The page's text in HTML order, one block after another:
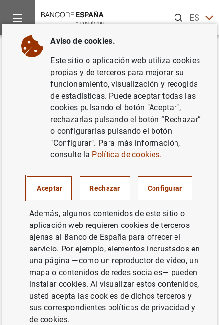
ESEN
Inicio Noticias y eventos
Volver
Danièle Nouy nombrada
presidenta del Consejo de
Supervisión
SISTEMA MONETARIO Y FINANCIERO
SUPERVISIÓN PRUDENCIAL, MUS
Danièle Nouy nombrada presidenta del
Consejo de Supervisión (11
KB
Siguiente
Declaración de la CE y del...
Aviso de cookies.
Este sitio o aplicación web utiliza cookies
propias y de terceros para mejorar su
funcionamiento, visualización y recogida
de estadísticas. Puede aceptar todas las
cookies pulsando el botón "Aceptar",
rechazarlas pulsando el botón “Rechazar”
o configurarlas pulsando el botón
"Configurar". Para más información,
consulte la Política de cookies.
Aceptar Rechazar Configurar
Además, algunos contenidos de este sitio o
aplicación web requieren cookies de terceros
ajenas al Banco de España para ofrecer el
servicio. Por ejemplo, elementos incrustados en
una página —como un reproductor de vídeo, un
mapa o contenidos de redes sociales— pueden
instalar cookies. Al visualizar estos contenidos,
usted acepta las cookies de dichos terceros y
sus correspondientes políticas de privacidad y
de cookies.